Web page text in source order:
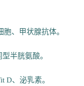
、甲状腺抗体。
半胱氨酸。
D、泌乳素。